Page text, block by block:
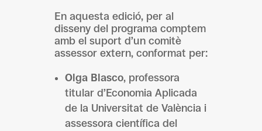
En aquesta edició, per al
disseny del programa comptem
amb el suport d’un comitè
assessor extern, conformat per:
Olga Blasco, professora
titular d’Economia Aplicada
de la Universitat de València i
assessora científica del